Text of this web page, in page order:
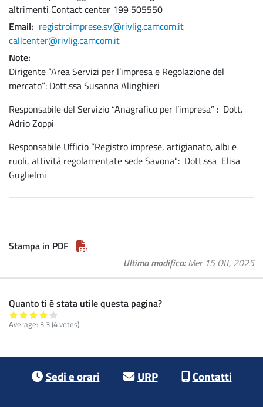
altrimenti Contact center 199 505550
Email
registroimprese.sv@rivlig.camcom.it
callcenter@rivlig.camcom.it
Note
Dirigente “Area Servizi per l’impresa e Regolazione del
mercato”: Dott.ssa Susanna Alinghieri
Responsabile del Servizio “Anagrafico per l’impresa” : Dott.
Adrio Zoppi
Responsabile Ufficio “Registro imprese, artigianato, albi e
ruoli, attività regolamentate sede Savona”: Dott.ssa Elisa
Guglielmi
Stampa in PDF
Ultima modifica Mer 15 Ott, 2025
Quanto ti è stata utile questa pagina?
Average: 3.3(4 votes)
Sedi e orari URP Contatti